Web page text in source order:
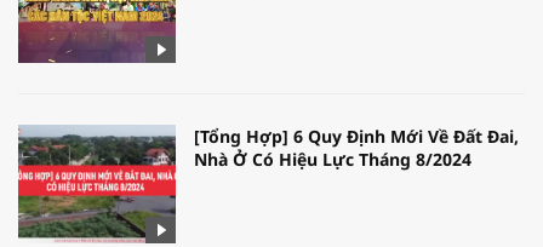
[Tổng Hợp] 6 Quy Định Mới Về Đất Đai,
Nhà Ở Có Hiệu Lực Tháng 8/2024